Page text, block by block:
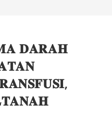
𝐃𝐀𝐑𝐀𝐇